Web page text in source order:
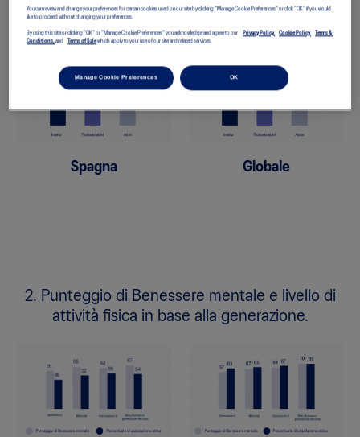
attività fisica.
Spagna Globale
2. Punteggio di Benessere mentale e livello di
attività fisica in base alla generazione.
You can review and change your preferences for certain cookies used on our site by clicking "Manage Cookie Preferences" or click “OK” if you would
like to proceed without changing your preferences.
By using this site or clicking "OK" or "Manage Cookie Preferences" you acknowledge and agree to our Privacy Policy, Cookie Policy,
Terms &
Conditions,and Terms of Salewhich apply to your use of our site and related services.
Manage Cookie Preferences OK